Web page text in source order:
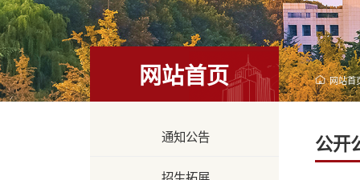
网站首页
通知公告 公开
网站首